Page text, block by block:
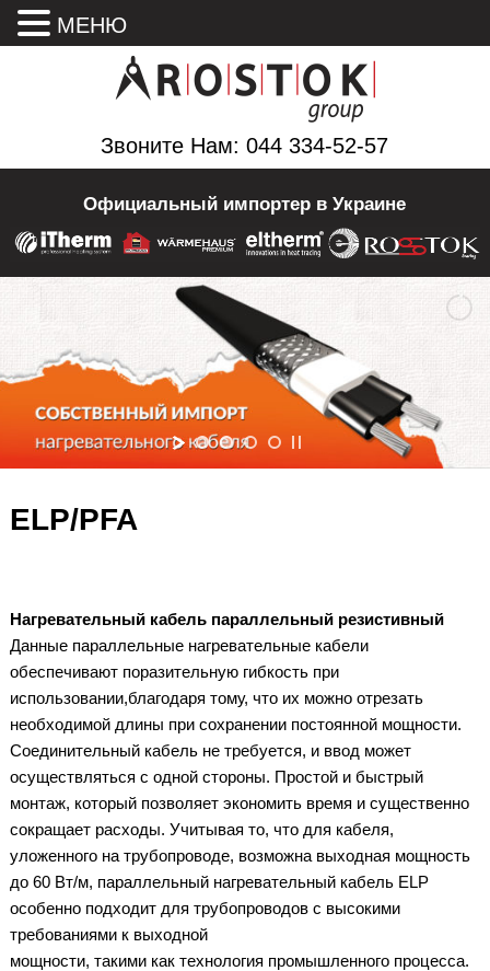
Звоните Нам: 044 334-52-57
Официальный импортер в Украине
ELP/PFA
Нагревательный кабель параллельный резистивный
Данные параллельные нагревательные кабели
обеспечивают поразительную гибкость при
использовании,благодаря тому, что их можно отрезать
необходимой длины при сохранении постоянной мощности.
Соединительный кабель не требуется, и ввод может
осуществляться с одной стороны. Простой и быстрый
монтаж, который позволяет экономить время и существенно
сокращает расходы. Учитывая то, что для кабеля,
уложенного на трубопроводе, возможна выходная мощность
до 60 Вт/м, параллельный нагревательный кабель ELP
особенно подходит для трубопроводов с высокими
требованиями к выходной
мощности, такими как технология промышленного процесса.
МЕНЮ